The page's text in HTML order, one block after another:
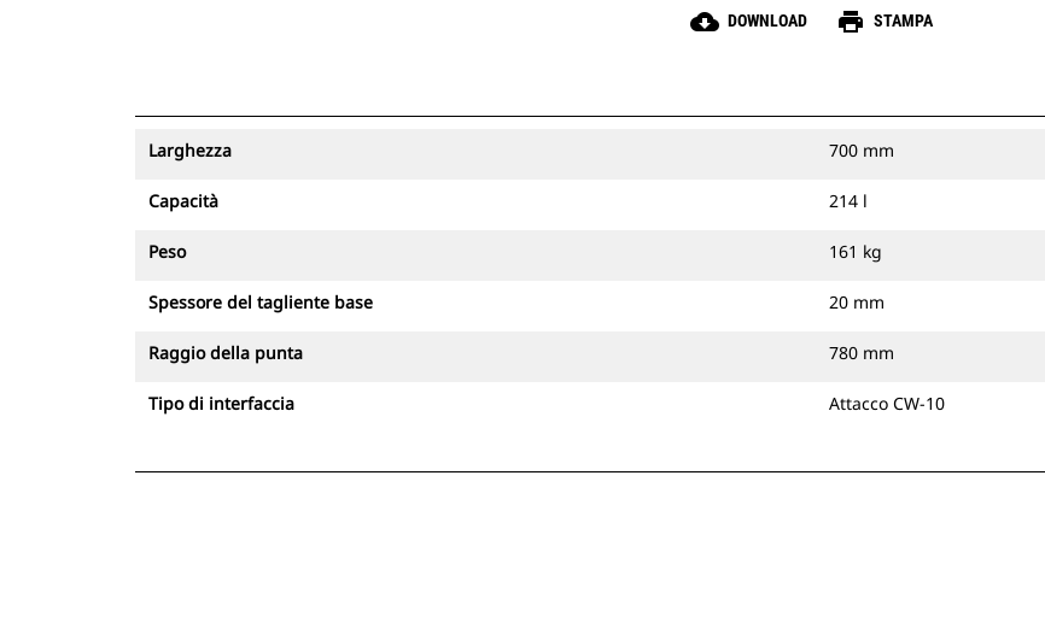
cloud_download DOWNLOAD print STAMPA
Larghezza 700 mm
Capacità 214 l
Peso 161 kg
Spessore del tagliente base 20 mm
Raggio della punta 780 mm
Tipo di interfaccia Attacco CW-10